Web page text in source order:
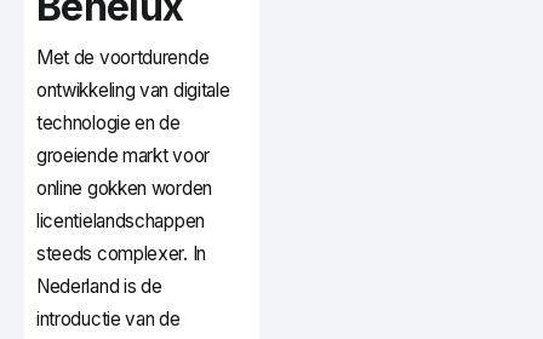
Met de voortdurende
ontwikkeling van digitale
technologie en de
groeiende markt voor
online gokken worden
licentielandschappen
steeds complexer. In
Nederland is de
introductie van de